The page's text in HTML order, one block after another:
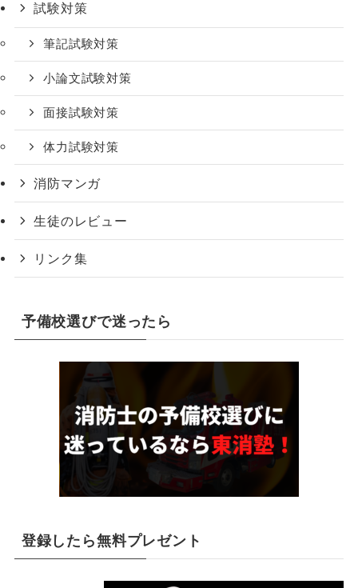
試験対策
筆記試験対策
小論文試験対策
面接試験対策
体力試験対策
消防マンガ
生徒のレビュー
リンク集
予備校選びで迷ったら
登録したら無料プレゼント